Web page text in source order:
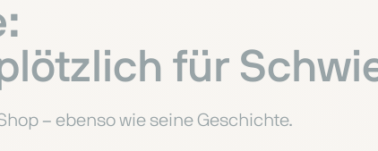
für
– ebenso wie seine Geschichte.